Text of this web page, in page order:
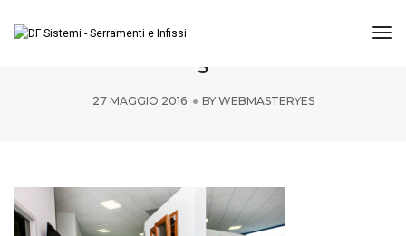
DF-Sistemi-Serramenti-e-Porte-Interni-
5
27 MAGGIO 2016 BY WEBMASTERYES